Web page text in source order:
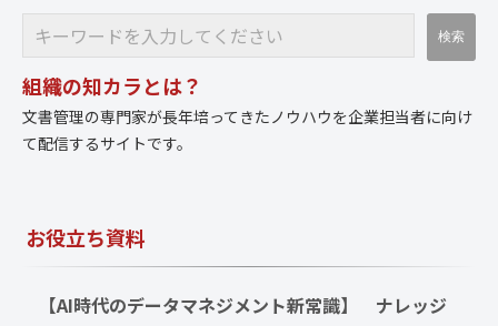
組織の知カラとは？
文書管理の専門家が長年培ってきたノウハウを企業担当者に向け
て配信するサイトです。
お役立ち資料
【AI時代のデータマネジメント新常識】　ナレッジ